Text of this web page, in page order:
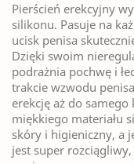
Pierścień erekcyjny
silikonu. Pasuje na
ucisk penisa
Dzięki swoim
podrażnia pochwę i
trakcie wzwodu
erekcję aż do
miękkiego materiału
skóry i higieniczny, a
jest super